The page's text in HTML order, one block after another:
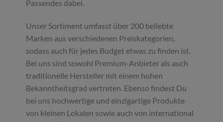
Passendes dabei.
Unser Sortiment umfasst über 200 beliebte
Marken aus verschiedenen Preiskategorien,
sodass auch für jedes Budget etwas zu finden ist.
Bei uns sind sowohl Premium-Anbieter als auch
traditionelle Hersteller mit einem hohen
Bekanntheitsgrad vertreten. Ebenso findest Du
bei uns hochwertige und einzigartige Produkte
von kleinen Lokalen sowie auch von international